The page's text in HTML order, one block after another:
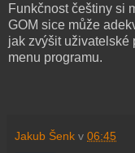
Funkčnost češtiny si
GOM sice může
jak zvýšit uživatelské
menu programu.
Jakub Šenk v 06:45